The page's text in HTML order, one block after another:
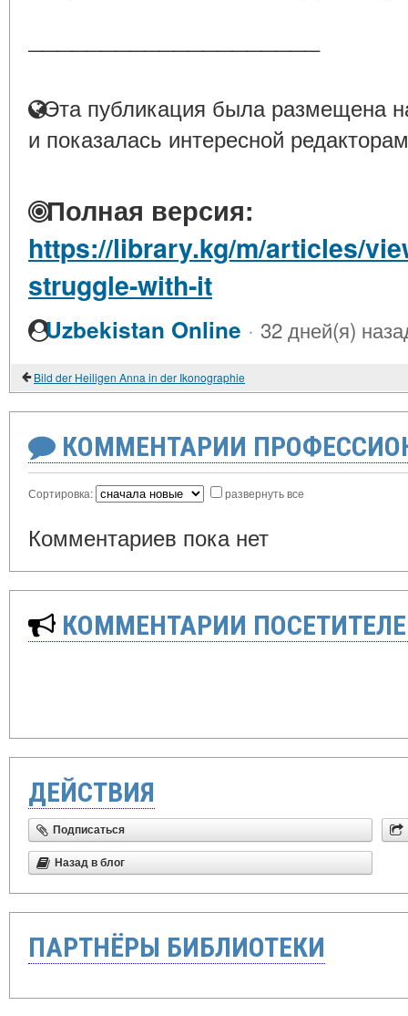
Эта публикация была размещена
и показалась интересной
Полная версия:
https://library.kg/m/articles/
struggle-with-it
Uzbekistan Online · 32 дней(я)
Bild der Heiligen Anna in der Ikonographie
КОММЕНТАРИИ
Сортировка: развернуть все
Комментариев пока нет
КОММЕНТАРИИ
ДЕЙСТВИЯ
Подписаться
Назад в блог
ПАРТНЁРЫ БИБЛИОТЕКИ